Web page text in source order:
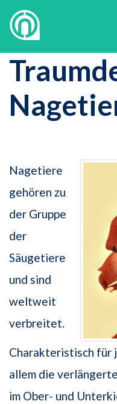
Nagetiere
gehören zu
der Gruppe
der
Säugetiere
und sind
weltweit
verbreitet.
Charakteristisch für
allem die
im Ober- und